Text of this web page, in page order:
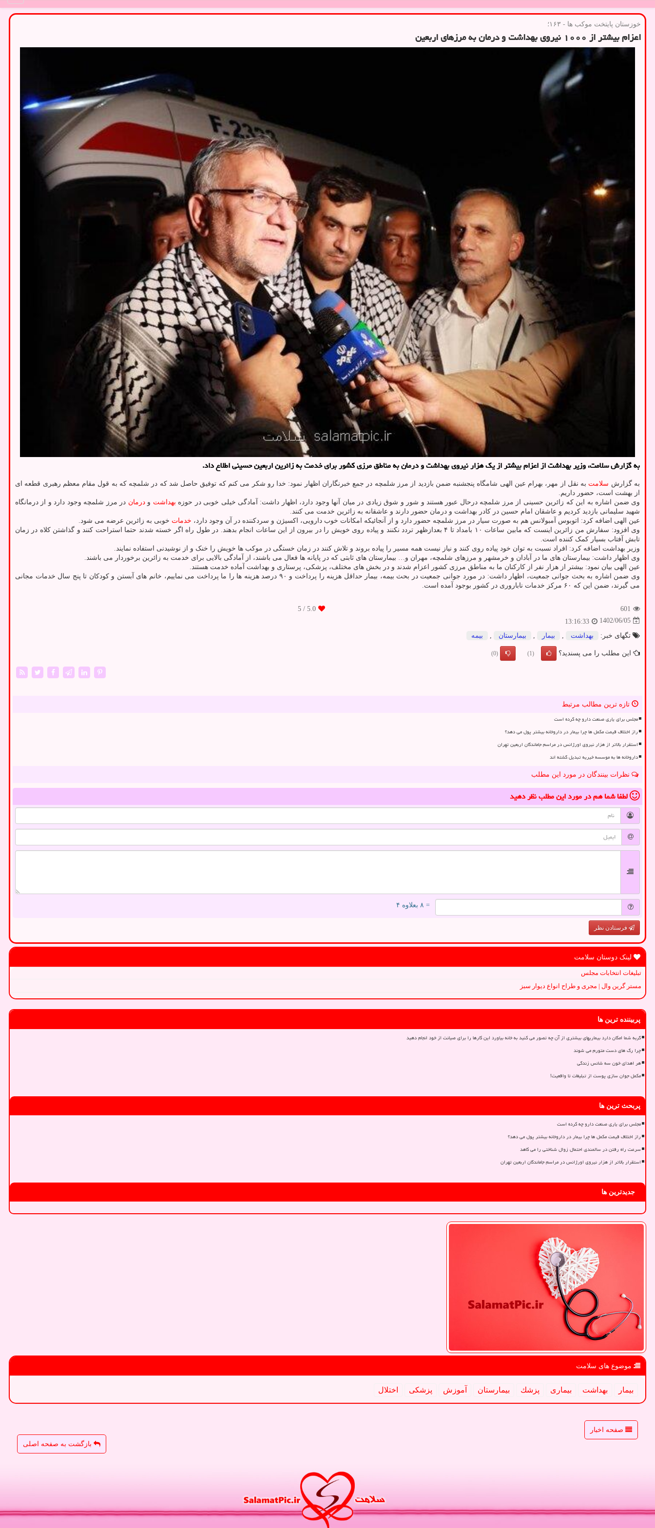
خوزستان پایتخت موكب ها - ۱۶۳؛
اعزام بیشتر از ۱۰۰۰ نیروی بهداشت و درمان به مرزهای اربعین
به گزارش سلامت، وزیر بهداشت از اعزام بیشتر از یک هزار نیروی بهداشت و درمان به مناطق مرزی کشور برای خدمت به زائرین اربعین حسینی اطلاع داد.
به گزارش سلامت به نقل از مهر، بهرام عین الهی شامگاه پنجشنبه ضمن بازدید از مرز شلمچه در جمع خبرنگاران اظهار نمود: خدا رو شکر می کنم که توفیق حاصل شد که در شلمچه که به قول مقام معظم رهبری قطعه ای
از بهشت است، حضور داریم.
وی ضمن اشاره به این که زائرین حسینی از مرز شلمچه درحال عبور هستند و شور و شوق زیادی در میان آنها وجود دارد، اظهار داشت: آمادگی خیلی خوبی در حوزه بهداشت ودرمان در مرز شلمچه وجود دارد و از درمانگاه
شهید سلیمانی بازدید کردیم و عاشقان امام حسین در کادر بهداشت و درمان حضور دارند و عاشقانه به زائرین خدمت می کنند.
عین الهی اضافه کرد: اتوبوس آمبولانس هم به صورت سیار در مرز شلمچه حضور دارد و از آنجائیکه امکانات خوب دارویی، اکسیژن و سردکننده در آن وجود دارد، خدمات خوبی به زائرین عرضه می شود.
وی افزود: سفارش من زائرین اینست که مابین ساعات ۱۰ بامداد تا ۴ بعدازظهر تردد نکنند و پیاده روی خویش را در بیرون از این ساعات انجام بدهند. در طول راه اگر خسته شدند حتما استراحت کنند و گذاشتن کلاه در زمان
تابش آفتاب بسیار کمک کننده است.
وزیر بهداشت اضافه کرد: افراد نسبت به توان خود پیاده روی کنند و نیاز نیست همه مسیر را پیاده بروند و تلاش کنند در زمان خستگی در موکب ها خویش را خنک و از نوشیدنی استفاده نمایند.
وی اظهار داشت: بیمارستان های ما در آبادان و خرمشهر و مرزهای شلمچه، مهران و… بیمارستان های ثابتی که در پایانه ها فعال می باشند، از آمادگی بالایی برای خدمت به زائرین برخوردار می باشند.
عین الهی بیان نمود: بیشتر از هزار نفر از کارکنان ما به مناطق مرزی کشور اعزام شدند و در بخش های مختلف، پزشکی، پرستاری و بهداشت آماده خدمت هستند.
وی ضمن اشاره به بحث جوانی جمعیت، اظهار داشت: در مورد جوانی جمعیت در بحث بیمه، بیمار حداقل هزینه را پرداخت و ۹۰ درصد هزینه ها را ما پرداخت می نماییم، خانم های آبستن و کودکان تا پنج سال خدمات مجانی
می گیرند، ضمن این که ۶۰ مرکز خدمات ناباروری در کشور بوجود آمده است.
601
5.0
/ 5
1402/06/05
13:16:33
تگهای خبر:
بهداشت بیمار بیمارستان بیمه
این مطلب را می پسندید؟ (1)
(0)
تازه ترین مطالب مرتبط
مجلس برای یاری صنعت دارو چه کرده است
راز اختلاف قیمت مکمل ها چرا بیمار در داروخانه بیشتر پول می دهد؟
استقرار بالاتر از هزار نیروی اورژانس در مراسم جاماندگان اربعین تهران
داروخانه ها به موسسه خیریه تبدیل گشته اند
نظرات بینندگان در مورد این مطلب
لطفا شما همدر مورد این مطلبنظر دهید
= ۸ بعلاوه ۴
فرستادن نظر
لینک دوستان سلامت
تبلیغات انتخابات مجلس
مستر گرین وال | مجری و طراح انواع دیوار سبز
پربیننده ترین ها
گربه شما امکان دارد بیماریهای بیشتری از آن چه تصور می کنید به خانه بیاورد این کارها را برای صیانت از خود انجام دهید
چرا رگ های دست متورم می شوند
هر اهدای خون سه شانس زندگی
مکمل جوان سازی پوست از تبلیغات تا واقعیت!
پربحث ترین ها
مجلس برای یاری صنعت دارو چه کرده است
راز اختلاف قیمت مکمل ها چرا بیمار در داروخانه بیشتر پول می دهد؟
سرعت راه رفتن در سالمندی احتمال زوال شناختی را می کاهد
استقرار بالاتر از هزار نیروی اورژانس در مراسم جاماندگان اربعین تهران
جدیدترین ها
موضوع های سلامت
بیمار بهداشت بیماری پزشك بیمارستان آموزش پزشكی اختلال
صفحه اخبار
بازگشت به صفحه اصلی